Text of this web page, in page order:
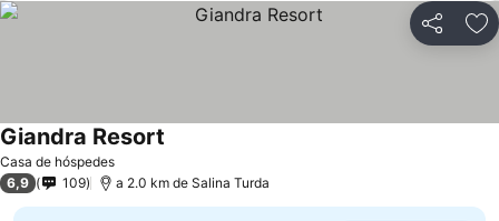
Partilhar
Casa de hóspedes
Giandra Resort
6,9 109 a 2.0 km de Salina Turda